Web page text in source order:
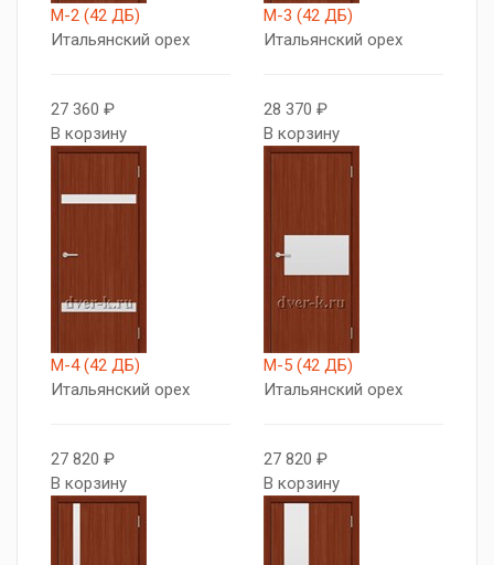
М-2 (42 ДБ)
Итальянский орех
27 360 ₽
В корзину
М-3 (42 ДБ)
Итальянский орех
28 370 ₽
В корзину
М-4 (42 ДБ)
Итальянский орех
27 820 ₽
В корзину
М-5 (42 ДБ)
Итальянский орех
27 820 ₽
В корзину